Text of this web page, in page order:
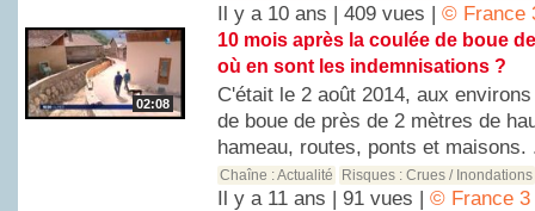
Il y a 10 ans | 409 vues |© France
02:08
10 mois après la coulée de boue
où en sont les indemnisations ?
C'était le 2 août 2014, aux
de boue de près de 2 mètres de
hameau, routes, ponts et maisons.
Chaîne :Actualité Risques :Crues / Inondations
Il y a 11 ans | 91 vues |© France 3